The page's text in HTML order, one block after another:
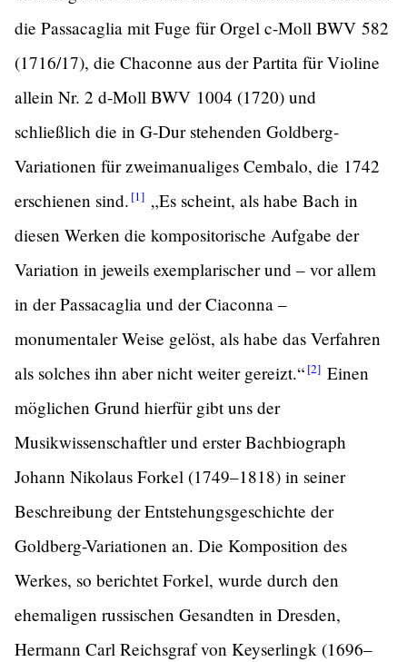
die Passacaglia mit Fuge für Orgel c-Moll BWV 582
(1716/17), die Chaconne aus der Partita für Violine
allein Nr. 2 d-Moll BWV 1004 (1720) und
schließlich die in G-Dur stehenden Goldberg-
Variationen für zweimanualiges Cembalo, die 1742
erschienen sind. [1] „Es scheint, als habe Bach in
diesen Werken die kompositorische Aufgabe der
Variation in jeweils exemplarischer und – vor allem
in der Passacaglia und der Ciaconna –
monumentaler Weise gelöst, als habe das Verfahren
als solches ihn aber nicht weiter gereizt.“ [2] Einen
möglichen Grund hierfür gibt uns der
Musikwissenschaftler und erster Bachbiograph
Johann Nikolaus Forkel (1749–1818) in seiner
Beschreibung der Entstehungsgeschichte der
Goldberg-Variationen an. Die Komposition des
Werkes, so berichtet Forkel, wurde durch den
ehemaligen russischen Gesandten in Dresden,
Hermann Carl Reichsgraf von Keyserlingk (1696–